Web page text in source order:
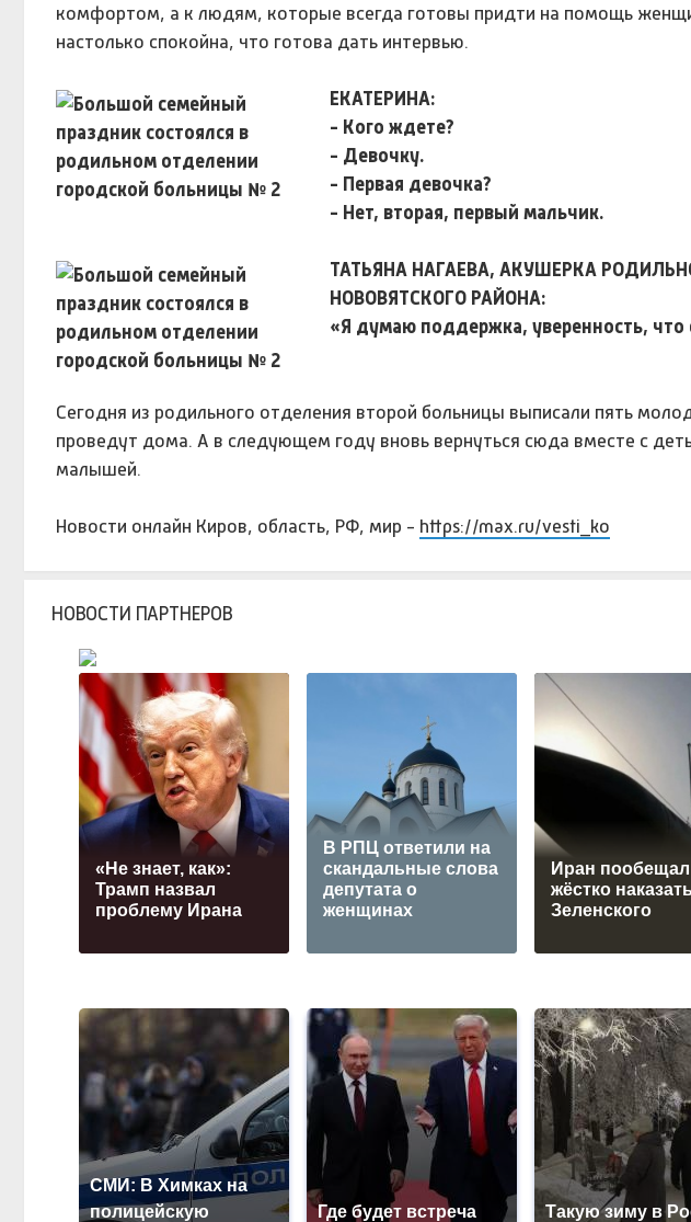
комфортом, а к людям, которые всегда готовы придти на помощь
настолько спокойна, что готова дать интервью.
ЕКАТЕРИНА:
- Кого ждете?
- Девочку.
- Первая девочка?
- Нет, вторая, первый мальчик.
ТАТЬЯНА НАГАЕВА, АКУШЕРКА
НОВОВЯТСКОГО РАЙОНА:
«Я думаю поддержка, уверенность, что
Сегодня из родильного отделения второй больницы выписали пять
проведут дома. А в следующем году вновь вернуться сюда вместе с
малышей.
Новости онлайн Киров, область, РФ, мир - https://max.ru/vesti_ko
НОВОСТИ ПАРТНЕРОВ
«Не знает, как»:
Трамп назвал
проблему Ирана
В РПЦ ответили на
скандальные слова
депутата о
женщинах
Иран пообещал
жёстко
Зеленского
СМИ: В Химках на
полицейскую
Где будет встреча
Такую зиму в